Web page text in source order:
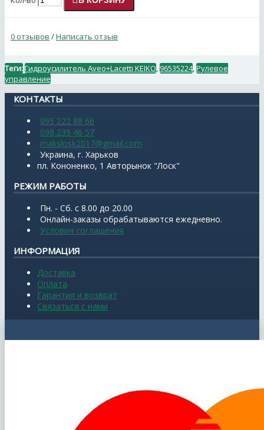
0 отзывов /Написать отзыв
Теги:Гидроусилитель Aveo+Lacetti KEIKO 96535224 Рулевое
управление
КОНТАКТЫ
095 222 88 66
098 239 46 57
makslosk2017@gmail.com
Украина, г. Харьков
пл. Кононенко, 1 Авторынок "Лоск"
РЕЖИМ РАБОТЫ
Пн. - Сб. с 8.00 до 20.00
Онлайн-заказы обрабатываются ежедневно.
Условия соглашения
ИНФОРМАЦИЯ
Доставка
Оплата
Гарантия и возврат
Связаться с нами